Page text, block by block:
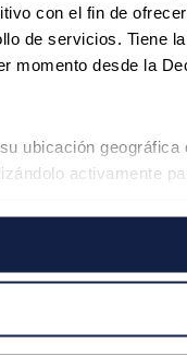
con el fin de
de servicios. Tiene
momento desde la
ubicación
activamente
para personalizar el
que les haya